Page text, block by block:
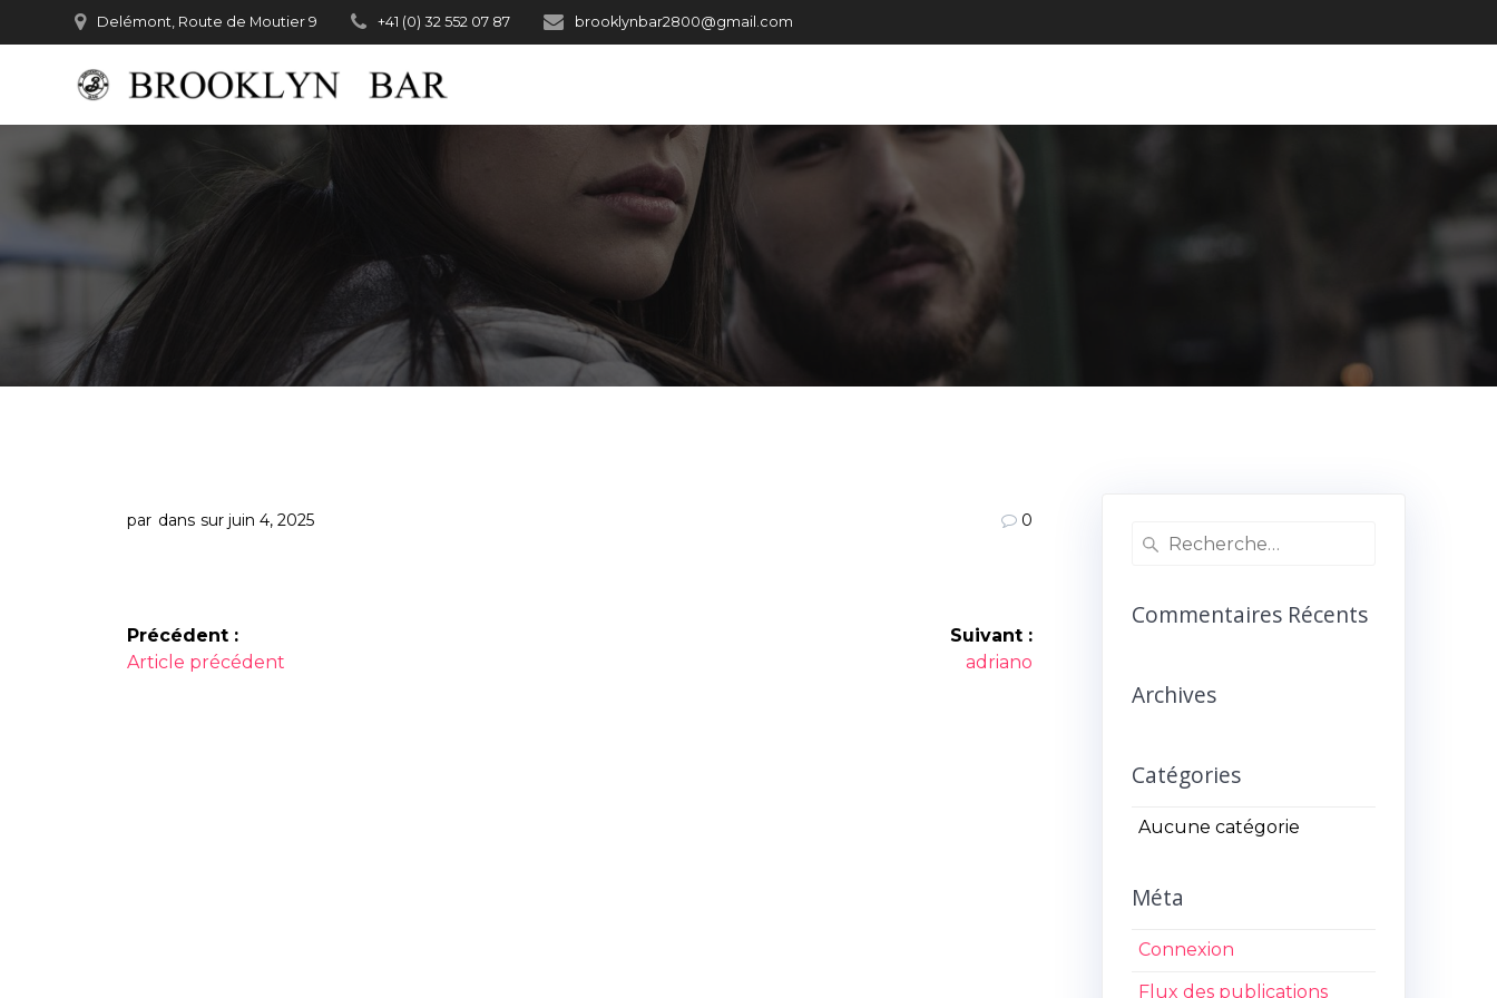
Delémont, Route de Moutier 9 +41 (0) 32 552 07 87 brooklynbar2800@gmail.com
par dans sur juin 4, 2025 0
Navigation
de
Précédent :
Article
Article précédent
Suivant :
Article
adriano
Recherche
pour
Commentaires Récents
Archives
Catégories
Aucune catégorie
Méta
Connexion
Flux des publications